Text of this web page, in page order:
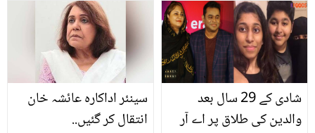
کی تقریب میں شرکت،
سوشل میڈیا پر تنقید کا
طوفان
سینئر اداکارہ عائشہ خان
انتقال کر گئیں..
شادی کے 29 سال بعد
والدین کی طلاق پر اے آر